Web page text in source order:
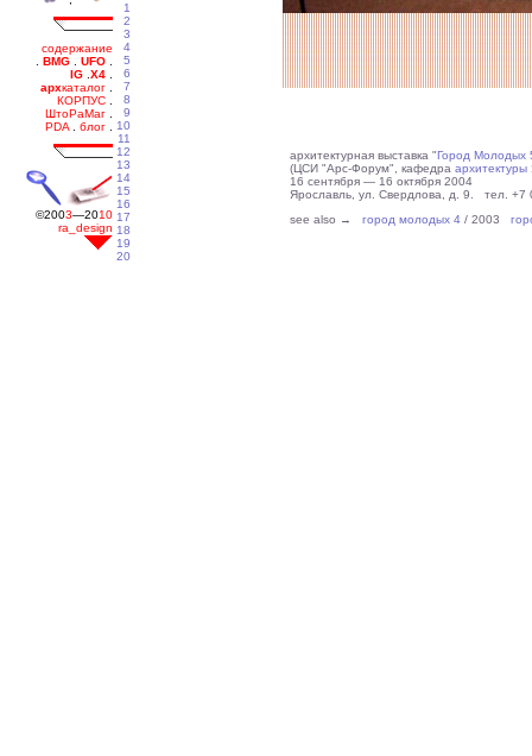
1
2
3
4
5
6
7
8
9
10
11
12
13
14
15
16
17
18
19
20
архитектурная выставка "Город Молодых
(ЦСИ "Арс-Форум", кафедра архитектуры
16 сентября — 16 октября 2004
Ярославль, ул. Свердлова, д. 9. тел. +7
see also → город молодых 4 / 2003